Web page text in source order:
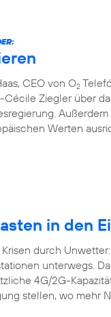
CEO von O2
Ziegler über
Werten
in den
durch
unterwegs.
4G/2G-
stellen, wo mehr